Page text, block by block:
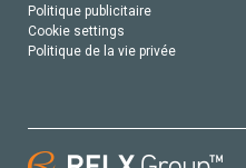
Politique publicitaire
Cookie settings
Politique de la vie privée